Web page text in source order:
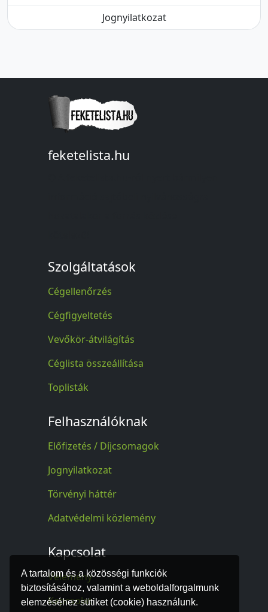
A tartalom és a közösségi funkciók
biztosításához, valamint a weboldalforgalmunk
elemzéséhez sütiket (cookie) használunk.
Jognyilatkozat
feketelista.hu
Szolgáltatások
Cégellenőrzés
Cégfigyeltetés
Vevőkör-átvilágítás
Céglista összeállítása
Toplisták
Felhasználóknak
Előfizetés / Díjcsomagok
Jognyilatkozat
Törvényi háttér
Adatvédelmi közlemény
Kapcsolat
Vélemény
Kapcsolat